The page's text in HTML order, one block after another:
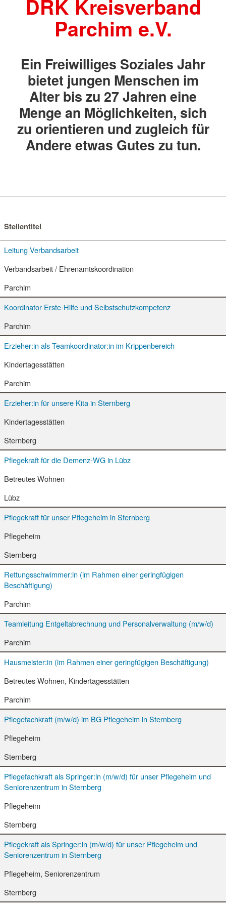
DRK Kreisverband
Parchim e.V.
Ein Freiwilliges Soziales Jahr
bietet jungen Menschen im
Alter bis zu 27 Jahren eine
Menge an Möglichkeiten, sich
zu orientieren und zugleich für
Andere etwas Gutes zu tun.
Stellentitel
Leitung Verbandsarbeit
Verbandsarbeit / Ehrenamtskoordination
Parchim
Koordinator Erste-Hilfe und Selbstschutzkompetenz
Parchim
Erzieher:in als Teamkoordinator:in im Krippenbereich
Kindertagesstätten
Parchim
Erzieher:in für unsere Kita in Sternberg
Kindertagesstätten
Sternberg
Pflegekraft für die Demenz-WG in Lübz
Betreutes Wohnen
Lübz
Pflegekraft für unser Pflegeheim in Sternberg
Pflegeheim
Sternberg
Rettungsschwimmer:in (im Rahmen einer geringfügigen
Beschäftigung)
Parchim
Teamleitung Entgeltabrechnung und Personalverwaltung (m/w/d)
Parchim
Hausmeister:in (im Rahmen einer geringfügigen Beschäftigung)
Betreutes Wohnen, Kindertagesstätten
Parchim
Pflegefachkraft (m/w/d) im BG Pflegeheim in Sternberg
Pflegeheim
Sternberg
Pflegefachkraft als Springer:in (m/w/d) für unser Pflegeheim und
Seniorenzentrum in Sternberg
Pflegeheim
Sternberg
Pflegekraft als Springer:in (m/w/d) für unser Pflegeheim und
Seniorenzentrum in Sternberg
Pflegeheim, Seniorenzentrum
Sternberg